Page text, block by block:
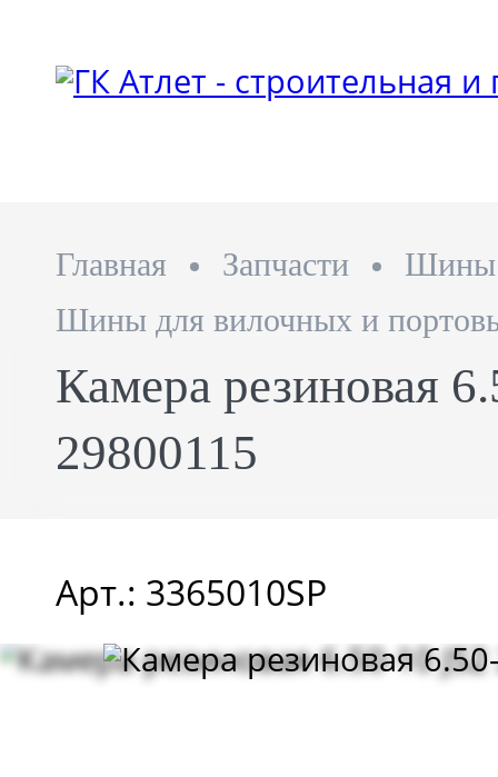
Главная Запчасти
Шины
Шины для вилочных и
Камера резиновая
29800115
Арт.: 3365010SP